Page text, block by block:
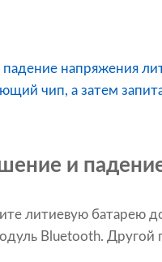
падение напряжения
чип, а затем
и
литиевую батарею
Bluetooth. Другой